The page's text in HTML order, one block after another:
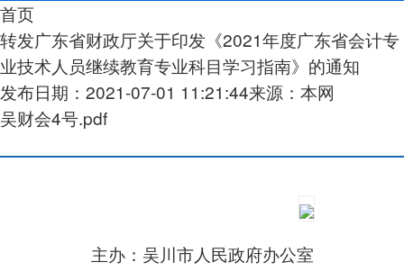
首页
转发广东省财政厅关于印发《2021年度广东省会计专
业技术人员继续教育专业科目学习指南》的通知
发布日期：2021-07-01 11:21:44来源：本网
吴财会4号.pdf
主办：吴川市人民政府办公室